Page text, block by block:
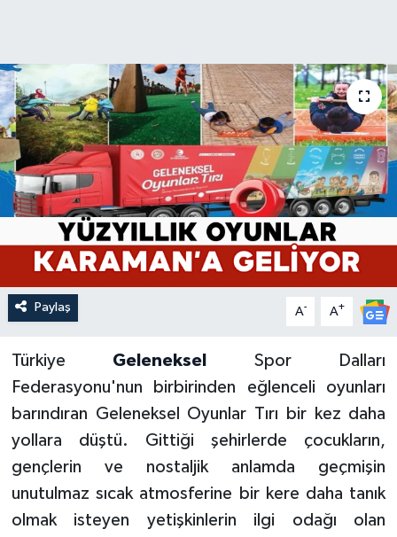
Paylaş A- A+
Türkiye Geleneksel Spor Dalları
Federasyonu'nun birbirinden eğlenceli oyunları
barındıran Geleneksel Oyunlar Tırı bir kez daha
yollara düştü. Gittiği şehirlerde çocukların,
gençlerin ve nostaljik anlamda geçmişin
unutulmaz sıcak atmosferine bir kere daha tanık
olmak isteyen yetişkinlerin ilgi odağı olan